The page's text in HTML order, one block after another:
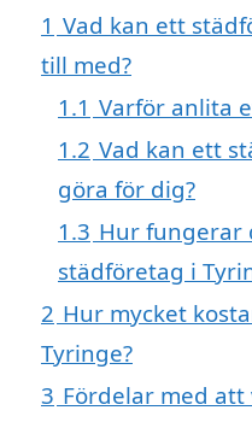
1 Vad kan ett
till med?
1.1 Varför anlita
1.2 Vad kan ett
göra för dig?
1.3 Hur fungerar
städföretag i
2 Hur mycket
Tyringe?
3 Fördelar med